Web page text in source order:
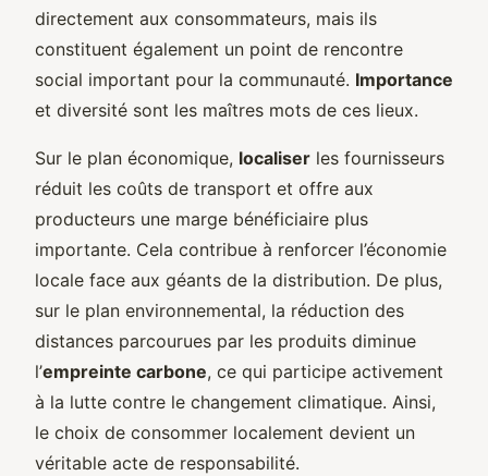
directement aux consommateurs, mais ils
constituent également un point de rencontre
social important pour la communauté. Importance
et diversité sont les maîtres mots de ces lieux.
Sur le plan économique, localiser les fournisseurs
réduit les coûts de transport et offre aux
producteurs une marge bénéficiaire plus
importante. Cela contribue à renforcer l’économie
locale face aux géants de la distribution. De plus,
sur le plan environnemental, la réduction des
distances parcourues par les produits diminue
l’empreinte carbone, ce qui participe activement
à la lutte contre le changement climatique. Ainsi,
le choix de consommer localement devient un
véritable acte de responsabilité.